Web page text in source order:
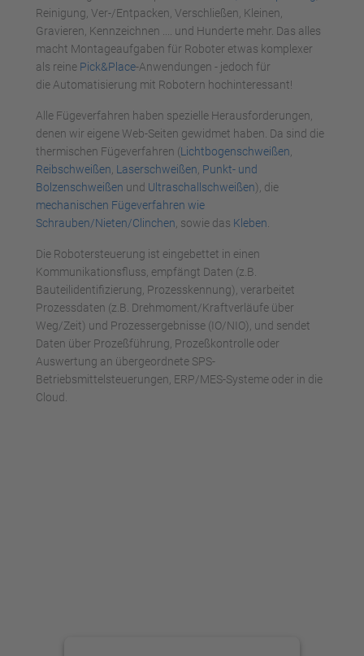
Reinigung, Ver-/Entpacken, Verschließen, Kleinen,
Gravieren, Kennzeichnen .... und Hunderte mehr. Das alles
macht Montageaufgaben für Roboter etwas komplexer
als reine Pick&Place-Anwendungen - jedoch für
die Automatisierung mit Robotern hochinteressant!
Alle Fügeverfahren haben spezielle Herausforderungen,
denen wir eigene Web-Seiten gewidmet haben. Da sind die
thermischen Fügeverfahren (Lichtbogenschweißen
Reibschweißen Laserschweißen Punkt- und
Bolzenschweißen und Ultraschallschweißen), die
mechanischen Fügeverfahren wie
Schrauben/Nieten/Clinchen , sowie das Kleben
Die Robotersteuerung ist eingebettet in einen
Kommunikationsfluss, empfängt Daten (z.B.
Bauteilidentifizierung, Prozesskennung), verarbeitet
Prozessdaten (z.B. Drehmoment/Kraftverläufe über
Weg/Zeit) und Prozessergebnisse (IO/NIO), und sendet
Daten über Prozeßführung, Prozeßkontrolle oder
Auswertung an übergeordnete SPS-
Betriebsmittelsteuerungen, ERP/MES-Systeme oder in die
Cloud.